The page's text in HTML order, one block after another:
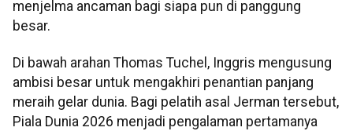
menjelma ancaman bagi siapa pun di panggung
besar.
Di bawah arahan Thomas Tuchel, Inggris mengusung
ambisi besar untuk mengakhiri penantian panjang
meraih gelar dunia. Bagi pelatih asal Jerman tersebut,
Piala Dunia 2026 menjadi pengalaman pertamanya